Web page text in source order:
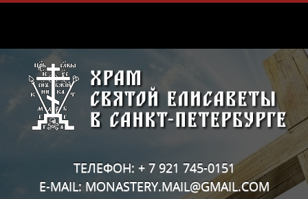
ТЕЛЕФОН: + 7 921 745-0151
E-MAIL: MONASTERY.MAIL@GMAIL.COM